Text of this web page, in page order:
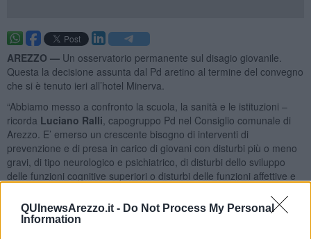
QUInewsArezzo.it - Do Not Process My Personal
Information
AREZZO — Un osservatorio permanente sul disagio giovanile.
Questa la decisione assunta dal Pd aretino al termine del convegno
che si è tenuto ieri all’hotel Minerva.
“Abbiamo messo a confronto la scuola, la sanità e le istituzioni –
ricorda Luciano Ralli , capogruppo Pd nel Consiglio comunale di
Arezzo. E’ emerso un crescente bisogno di interventi di
prevenzione e di presa in carico di giovani con disturbi più o meno
gravi, di tipo neurologico e psichiatrico, di disturbi dello sviluppo
delle funzioni cognitive superiori o disturbi delle funzioni affettive e
dipendenza dalle stesse e dal gioco”.